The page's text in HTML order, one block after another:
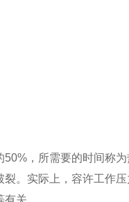
，所需要的时间称为
。实际上，容许工作
关。